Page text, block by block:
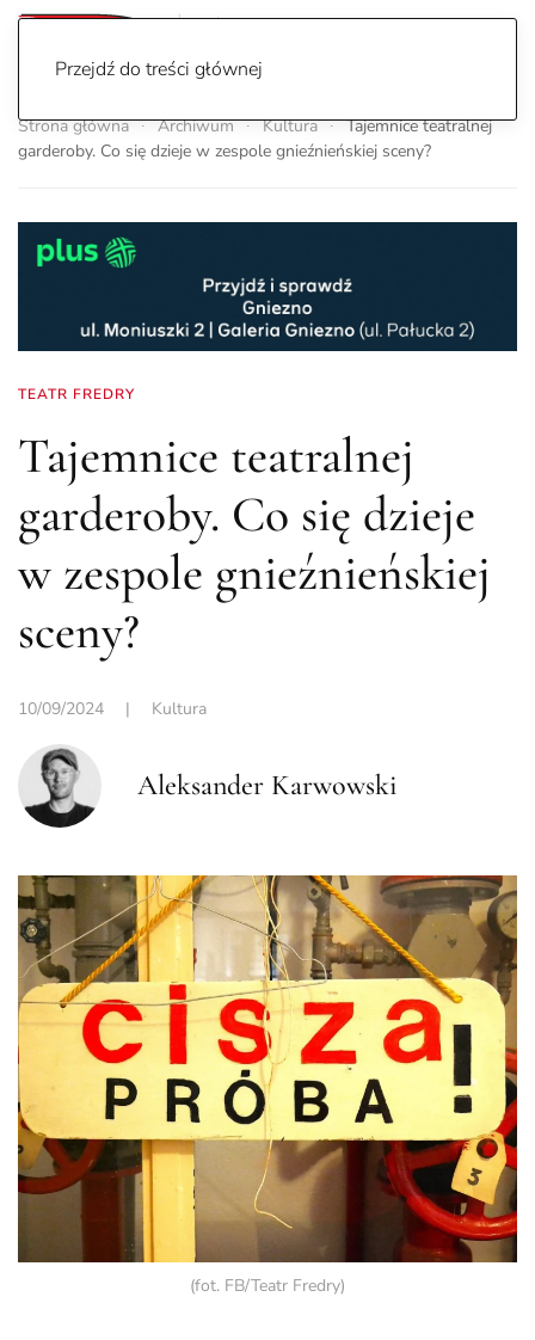
Przejdź do treści głównej
Strona główna Archiwum Kultura
Tajemnice teatralnej
garderoby. Co się dzieje w zespole gnieźnieńskiej sceny?
TEATR FREDRY
Tajemnice teatralnej
garderoby. Co się dzieje
w zespole gnieźnieńskiej
sceny?
10/09/2024 | Kultura
Aleksander Karwowski
(fot. FB/Teatr Fredry)